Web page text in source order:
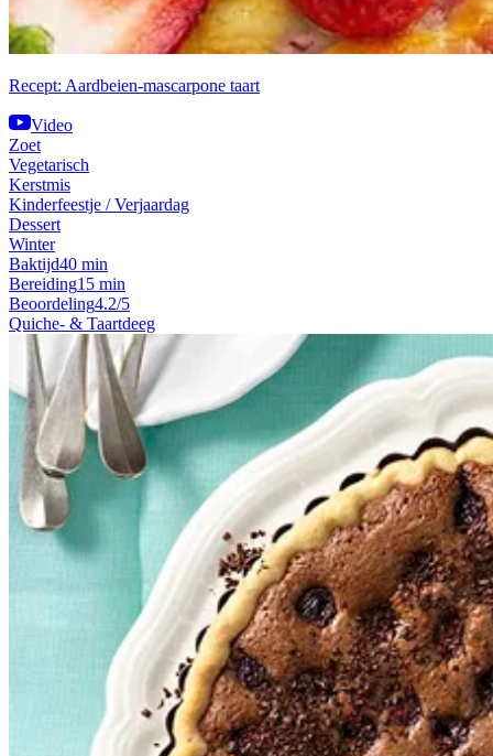
Recept: Aardbeien-mascarpone taart
Video
Zoet
Vegetarisch
Kerstmis
Kinderfeestje / Verjaardag
Dessert
Winter
Baktijd40 min
Bereiding15 min
Beoordeling4.2/5
Quiche- & Taartdeeg